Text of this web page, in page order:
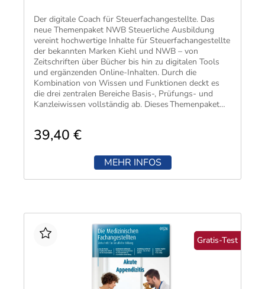
Der digitale Coach für Steuerfachangestellte. Das
neue Themenpaket NWB Steuerliche Ausbildung
vereint hochwertige Inhalte für Steuerfachangestellte
der bekannten Marken Kiehl und NWB – von
Zeitschriften über Bücher bis hin zu digitalen Tools
und ergänzenden Online-Inhalten. Durch die
Kombination von Wissen und Funktionen deckt es
die drei zentralen Bereiche Basis-, Prüfungs- und
Kanzleiwissen vollständig ab. Dieses Themenpaket
Mitarbeitenden den Arbeitsalltag in der
Steuerliche Ausbildung können Kanzleiinhaber schon
im Bewerbungsgespräch mit einer digitalen Rundum-
Unterstützung punkten – bis zur Prüfung und weit
sowie Wirtschafts- und Sozialkunde Deckt
Basiswissen, Prüfungswissen und Kanzleiwissen
vollständig ab Online-Seminaraufzeichnungen und
E-Trainings sowie direkt einsetzbare Tools wie
Berechnungsprogramme und Checklisten für
Ausbildung und Beruf Die Highlights des
Themenpakets NWB Steuerliche Ausbildung Sie
fragen. NWB KIRA antwortet. KI Recherche Assistenz
39,40 €
MEHR INFOS
Gratis-Test